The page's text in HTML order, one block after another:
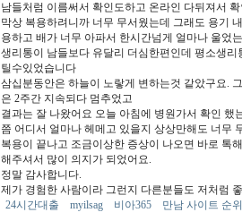
남들처럼 이름써서 확인도하고 온라인 다뒤져서
막상 복용하려니까 너무 무서웠는데 그래도 용기
용하고 배가 너무 아파서 한시간넘게 얼마나 울었
생리통이 남들보다 유달리 더심한편인데 평소생
틸수있었습니다
삼십분동안은 하늘이 노랗게 변하는것 같았구요.
은 2주간 지속되다 멈추었고
결과는 잘 나왔어요 오늘 아침에 병원가서 확인
쯤 어디서 얼마나 헤메고 있을지 상상만해도 너무
복용이 끝나고 조금이상한 증상이 나오면 바로 톡
해주셔서 많이 의지가 되었어요.
정말 감사합니다.
제가 경험한 사람이라 그런지 다른분들도 저처럼
24시간대출
myilsag 비아365 만남 사이트 순위